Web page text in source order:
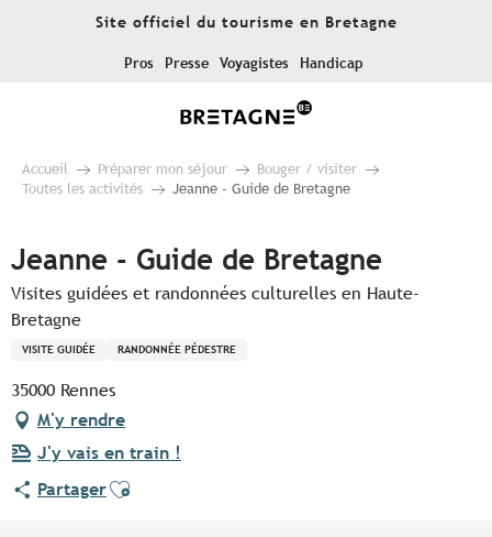
Site officiel du tourisme en Bretagne
Pros Presse Voyagistes Handicap
Accueil Préparer mon séjour
Bouger / visiter
Toutes les activités
Jeanne - Guide de Bretagne
Jeanne - Guide de Bretagne
Visites guidées et randonnées culturelles en Haute-
Bretagne
VISITE GUIDÉE RANDONNÉE PÉDESTRE
35000 Rennes
M'y rendre
J'y vais en train !
PartagerAjouter aux favoris